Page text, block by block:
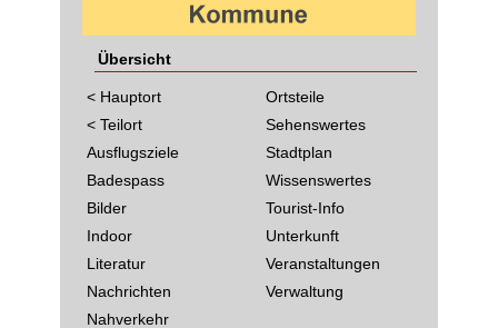
Übersicht
< Hauptort
< Teilort
Ausflugsziele
Badespass
Bilder
Indoor
Literatur
Nachrichten
Nahverkehr
Ortsteile
Sehenswertes
Stadtplan
Wissenswertes
Tourist-Info
Unterkunft
Veranstaltungen
Verwaltung